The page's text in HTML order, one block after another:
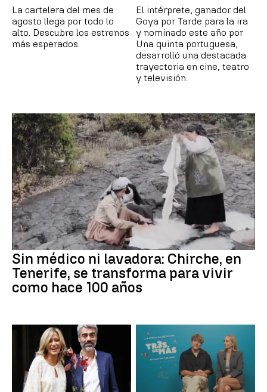
La cartelera del mes de
agosto llega por todo lo
alto. Descubre los estrenos
más esperados.
El intérprete, ganador del
Goya por Tarde para la ira
y nominado este año por
Una quinta portuguesa,
desarrolló una destacada
trayectoria en cine, teatro
y televisión.
Sin médico ni lavadora: Chirche, en
Tenerife, se transforma para vivir
como hace 100 años